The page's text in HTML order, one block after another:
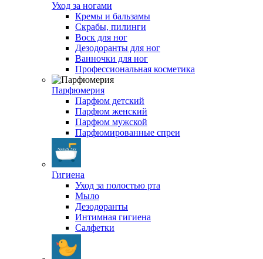
Уход за ногами
Кремы и бальзамы
Скрабы, пилинги
Воск для ног
Дезодоранты для ног
Ванночки для ног
Профессиональная косметика
Парфюмерия
Парфюм детский
Парфюм женский
Парфюм мужской
Парфюмированные спреи
Гигиена
Уход за полостью рта
Мыло
Дезодоранты
Интимная гигиена
Салфетки